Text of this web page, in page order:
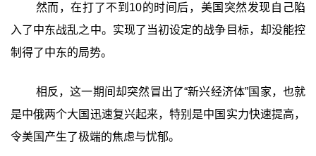
然而，在打了不到10的时间后，美国突然发现自己陷
入了中东战乱之中。实现了当初设定的战争目标，却没能控
制得了中东的局势。
相反，这一期间却突然冒出了“新兴经济体”国家，也就
是中俄两个大国迅速复兴起来，特别是中国实力快速提高，
令美国产生了极端的焦虑与忧郁。